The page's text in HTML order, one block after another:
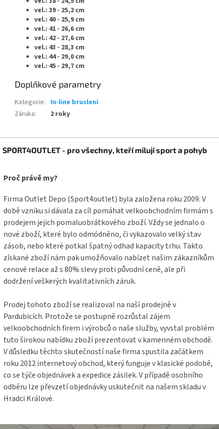
vel.: 39 - 25,2 cm
vel.: 40 - 25,9 cm
vel.: 41 - 26,6 cm
vel.: 42 - 27,6 cm
vel.: 43 - 28,3 cm
vel.: 44 - 29,0 cm
vel.: 45 - 29,7 cm
Doplňkové parametry
Kategorie: In-line bruslení
Záruka: 2 roky
á
a
SPORT4OUTLET - pro všechny, kteří milují sport a pohyb
Proč právě my?
Firma Outlet Depo (Sport4outlet) byla založena roku 2009. V
době vzniku si dávala za cíl pomáhat velkoobchodním firmám s
prodejem jejich pomaluobrátkového zboží. Vždy se jednalo o
nové zboží, které bylo odmódněno, či vykazovalo velký stav
zásob, nebo které potkal špatný odhad kapacity trhu. Takto
získané zboží nám pak umožňovalo nabízet našim zákazníkům
cenové relace až s 80% slevy proti původní ceně, ale při
dodržení veškerých kvalitativních záruk.
Prodej tohoto zboží se realizoval na naší prodejně v
Pardubicích. Protože se postupně rozrůstal zájem
velkoobchodních firem i výrobců o naše služby, vyvstal problém
tuto širokou nabídku zboží prezentovat v kamenném obchodě.
V důsledku těchto skutečností naše firma spustila začátkem
roku 2012 internetový obchod, který funguje v klasické podobě,
co se týče objednávek a expedice zásilek. V případě osobního
odběru lze převzetí objednávky uskutečnit na našem skladu v
Hradci Králové.